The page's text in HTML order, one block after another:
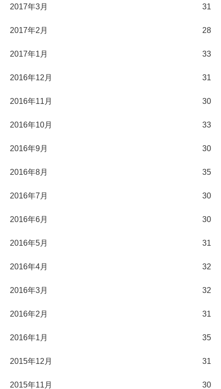
2017年3月 31
2017年2月 28
2017年1月 33
2016年12月 31
2016年11月 30
2016年10月 33
2016年9月 30
2016年8月 35
2016年7月 30
2016年6月 30
2016年5月 31
2016年4月 32
2016年3月 32
2016年2月 31
2016年1月 35
2015年12月 31
2015年11月 30